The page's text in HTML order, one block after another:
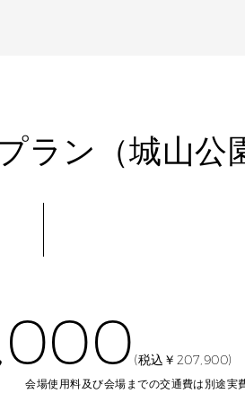
ラン（城山公
(税込￥207,900)
会場使用料及び会場までの交通費は別途実